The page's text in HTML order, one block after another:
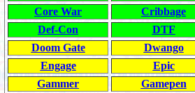
Core War
Cribbage
Def-Con
DTF
Doom Gate
Dwango
Engage
Epic
Gammer
Gamepen